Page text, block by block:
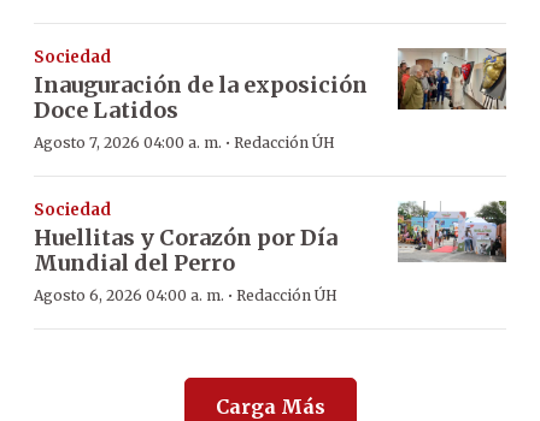
Sociedad
Inauguración de la exposición
Doce Latidos
Agosto 7, 2026 04:00 a. m. · Redacción ÚH
Sociedad
Huellitas y Corazón por Día
Mundial del Perro
Agosto 6, 2026 04:00 a. m. · Redacción ÚH
Carga Más